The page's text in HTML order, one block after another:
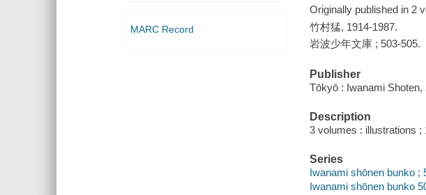
MARC Record
Originally published in 2
竹村猛, 1914-1987.
岩波少年文庫 ; 503-505.
Publisher
Tōkyō : Iwanami Shoten,
Description
3 volumes : illustrations ;
Series
Iwanami shōnen bunko ;
Iwanami shōnen bunko